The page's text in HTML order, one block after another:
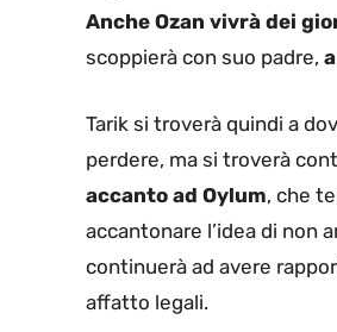
Anche Ozan vivrà dei
scoppierà con suo padre,
Tarik si troverà quindi a
perdere, ma si troverà
accanto ad Oylum, che
accantonare l’idea di non
continuerà ad avere
affatto legali.